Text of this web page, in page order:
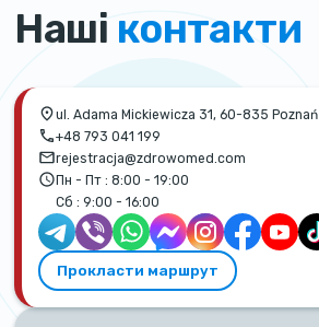
Наші контакти
ul. Adama Mickiewicza 31, 60-835 Poznań
+48 793 041 199
rejestracja@zdrowomed.com
Пн - Пт : 8:00 - 19:00
Сб : 9:00 - 16:00
Прокласти маршрут